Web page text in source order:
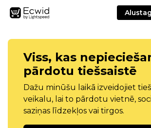
Viss, kas
pārdotu tiešsaistē
Dažu minūšu laikā izveidojiet
veikalu, lai to pārdotu vietnē,
saziņas līdzekļos vai tirgos.